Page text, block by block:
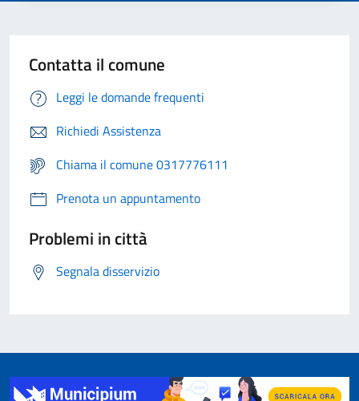
Contatta il comune
Leggi le domande frequenti
Richiedi Assistenza
Chiama il comune 0317776111
Prenota un appuntamento
Problemi in città
Segnala disservizio